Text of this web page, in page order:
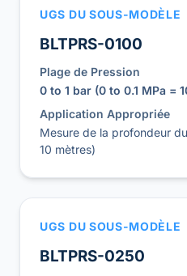
UGS DU SOUS-MODÈLE
BLTPRS-0100
Plage de Pression
0 to 1 bar (0 to 0.1 MPa =
Application Appropriée
Mesure de la profondeur
10 mètres)
UGS DU SOUS-MODÈLE
BLTPRS-0250